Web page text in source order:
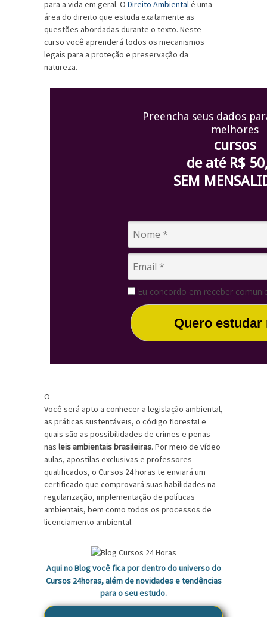
para a vida em geral. O Direito Ambientalé uma
área do direito que estuda exatamente as
questões abordadas durante o texto. Neste
curso você aprenderá todos os mecanismos
legais para a proteção e preservação da
natureza.
Preencha seus dados
melhores
cursos
de até R$
SEM
Eu concordo em receber
Quero estudar
O
Você será apto a conhecer a legislação ambiental,
as práticas sustentáveis, o código florestal e
quais são as possibilidades de crimes e penas
nas leis ambientais brasileiras. Por meio de vídeo
aulas, apostilas exclusivas e professores
qualificados, o Cursos 24 horas te enviará um
certificado que comprovará suas habilidades na
regularização, implementação de políticas
ambientais, bem como todos os processos de
licenciamento ambiental.
Aqui no Blog você fica por dentro do universo do
Cursos 24horas, além de novidades e tendências
para o seu estudo.